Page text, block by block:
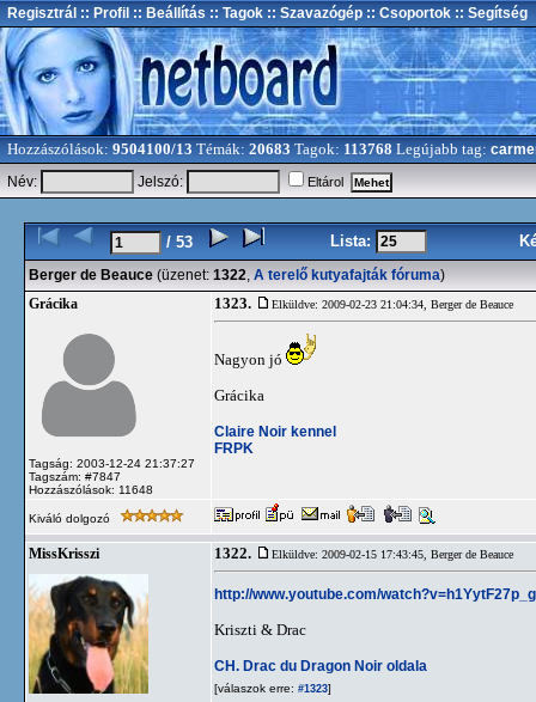
Regisztrál :: Profil :: Beállítás :: Tagok :: Szavazógép :: Csoportok :: Segítség
Hozzászólások: 9504100/13 Témák: 20683 Tagok: 113768 Legújabb tag:
Név:
Jelszó: Eltárol
/ 53 Lista:
Berger de Beauce (üzenet: 1322, A terelő kutyafajták fóruma)
Grácika
Tagság: 2003-12-24 21:37:27
Tagszám: #7847
Hozzászólások: 11648
1323. Elküldve: 2009-02-23 21:04:34, Berger de Beauce
Nagyon jó
Grácika
Claire Noir kennel
FRPK
Kiváló dolgozó
MissKrisszi 1322. Elküldve: 2009-02-15 17:43:45, Berger de Beauce
http://www.youtube.com/
Kriszti & Drac
CH. Drac du Dragon Noir oldala
[válaszok erre: #1323]